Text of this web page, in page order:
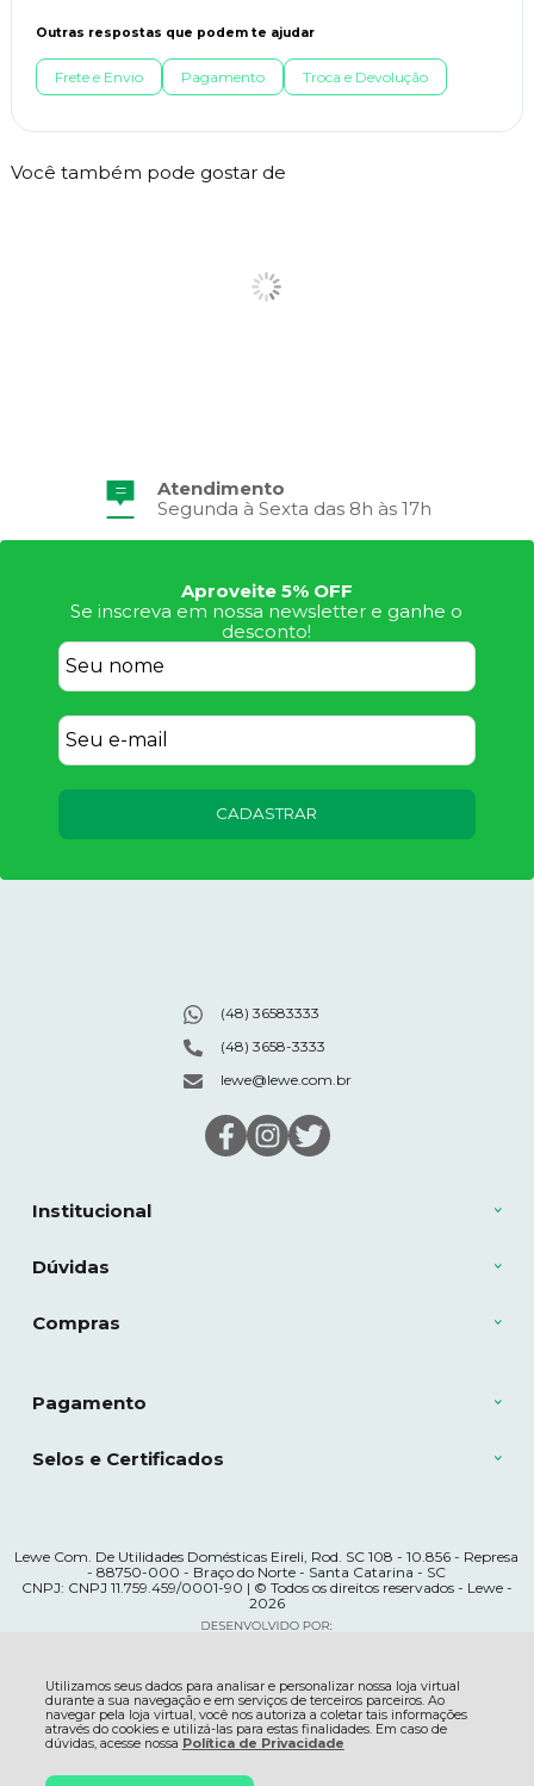
Utilizamos seus dados para analisar e personalizar nossa loja virtual
durante a sua navegação e em serviços de terceiros parceiros. Ao
navegar pela loja virtual, você nos autoriza a coletar tais informações
através do cookies e utilizá-las para estas finalidades. Em caso de
dúvidas, acesse nossa Política de Privacidade
Outras respostas que podem te ajudar
Frete e Envio Pagamento Troca e Devolução
Você também pode gostar de
Atendimento
Segunda à Sexta das 8h às 17h
Aproveite 5% OFF
Se inscreva em nossa newsletter e ganhe o
desconto!
CADASTRAR
Institucional
Dúvidas
Compras
(48) 36583333
(48) 3658-3333
lewe@lewe.com.br
Pagamento
Selos e Certificados
Lewe Com. De Utilidades Domésticas Eireli, Rod. SC 108 - 10.856 - Represa
- 88750-000 - Braço do Norte - Santa Catarina - SC
CNPJ: CNPJ 11.759.459/0001-90 | © Todos os direitos reservados - Lewe -
2026